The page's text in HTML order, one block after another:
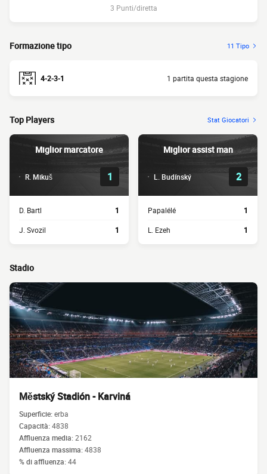
3 Punti/diretta
Formazione tipo 11 Tipo
4-2-3-1 1 partita questa stagione
Top Players Stat Giocatori
Miglior marcatore
R. Mikuš 1
D. Bartl 1
J. Svozil 1
Miglior assist man
L. Budínský 2
Papalélé 1
L. Ezeh 1
Stadio
Městský Stadión - Karviná
Superficie:erba
Capacità:4838
Affluenza media:2162
Affluenza massima:4838
% di affluenza:44